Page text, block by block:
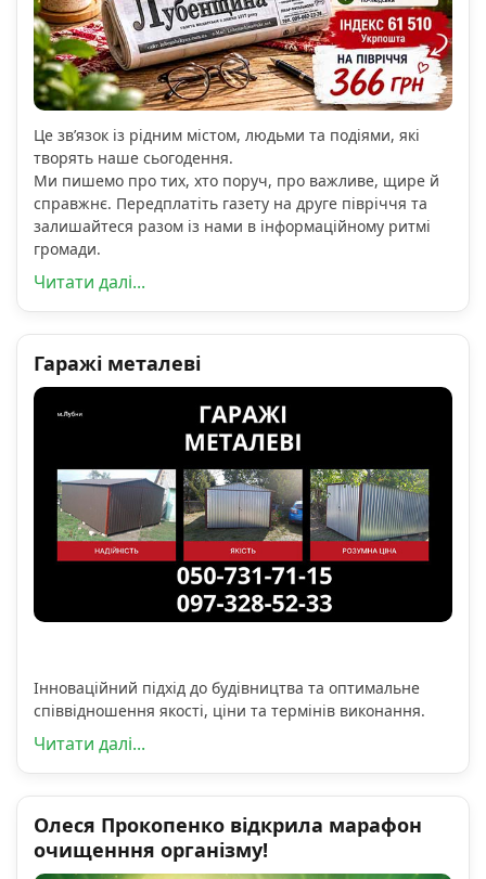
Це зв’язок із рідним містом, людьми та подіями, які
творять наше сьогодення.
Ми пишемо про тих, хто поруч, про важливе, щире й
справжнє. Передплатіть газету на друге півріччя та
залишайтеся разом із нами в інформаційному ритмі
громади.
Читати далі...
Гаражі металеві
Інноваційний підхід до будівництва та оптимальне
співвідношення якості, ціни та термінів виконання.
Читати далі...
Олеся Прокопенко відкрила марафон
очищенння організму!